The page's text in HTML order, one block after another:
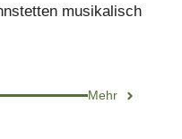
musikalisch
Mehr